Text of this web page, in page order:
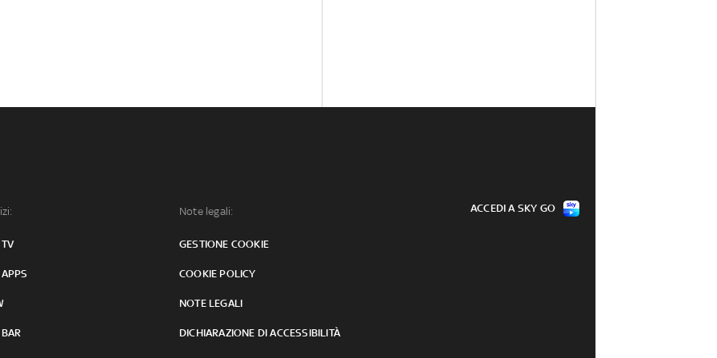
Note legali:
GESTIONE COOKIE
COOKIE POLICY
NOTE LEGALI
DICHIARAZIONE DI ACCESSIBILITÀ
ACCEDI A SKY GO